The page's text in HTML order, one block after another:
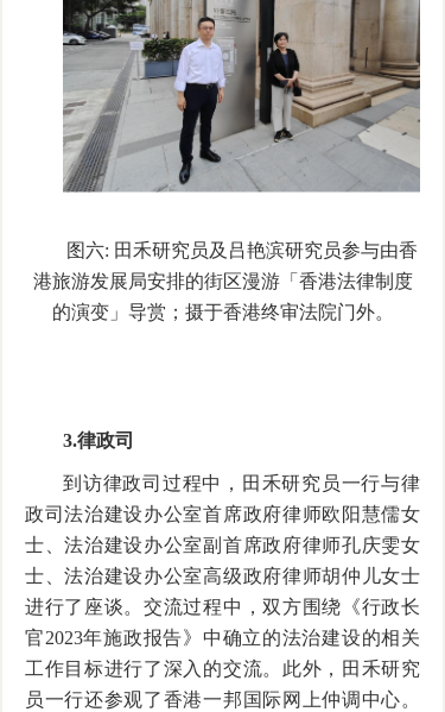
图六: 田禾研究员及吕艳滨研究员参与由香
港旅游发展局安排的街区漫游「香港法律制度
的演变」导赏；摄于香港终审法院门外。
3.律政司
到访律政司过程中，田禾研究员一行与律
政司法治建设办公室首席政府律师欧阳慧儒女
士、法治建设办公室副首席政府律师孔庆雯女
士、法治建设办公室高级政府律师胡仲儿女士
进行了座谈。交流过程中，双方围绕《行政长
官2023年施政报告》中确立的法治建设的相关
工作目标进行了深入的交流。此外，田禾研究
员一行还参观了香港一邦国际网上仲调中心。